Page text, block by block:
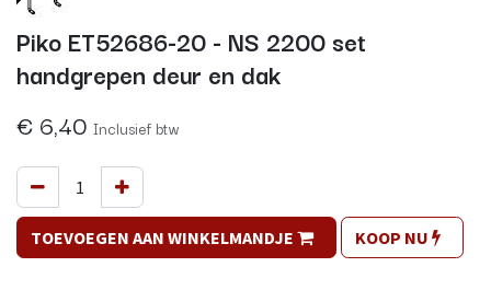
Piko ET52686-20 - NS 2200 set
handgrepen deur en dak
€ 6,40 Inclusief btw
TOEVOEGEN AAN WINKELMANDJE KOOP NU